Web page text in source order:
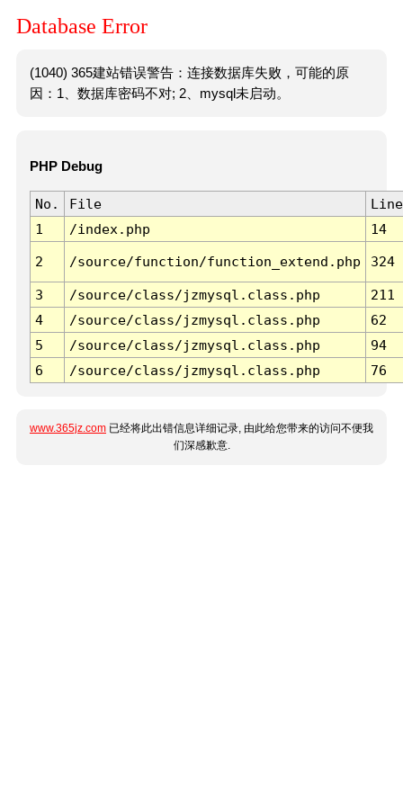
Database Error
(1040) 365建站错误警告：连接数据库失败，可能的原
因：1、数据库密码不对; 2、mysql未启动。
PHP Debug
No. File
Line
1
/index.php 14
2 /source/function/function_extend.php 324
3 /source/class/jzmysql.class.php
211
4
/source/class/jzmysql.class.php
62
5
/source/class/jzmysql.class.php
94
6
/source/class/jzmysql.class.php 76
www.365jz.com 已经将此出错信息详细记录, 由此给您带来的访问不便我
们深感歉意.